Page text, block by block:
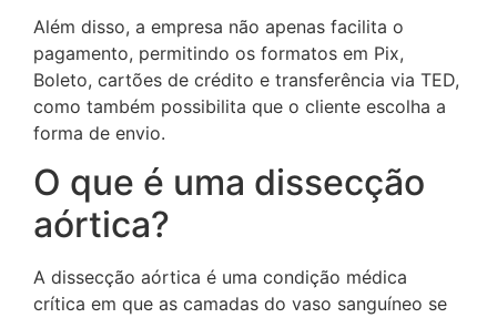
Além disso, a empresa não apenas facilita o
pagamento, permitindo os formatos em Pix,
Boleto, cartões de crédito e transferência via TED,
como também possibilita que o cliente escolha a
forma de envio.
O que é uma dissecção
aórtica?
A dissecção aórtica é uma condição médica
crítica em que as camadas do vaso sanguíneo se